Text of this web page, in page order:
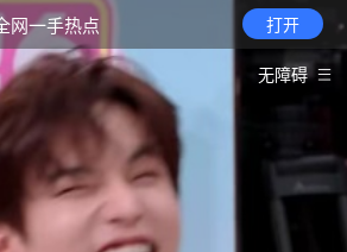
网一手热点 打开
无障碍